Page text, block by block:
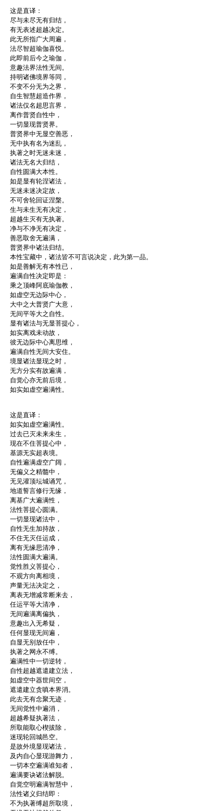
这是直译：
尽与未尽无有归结，
有无表述超越决定。
此无所指广大周遍，
法尽智超瑜伽喜悦。
此即前后今之瑜伽，
意趣法界法性无间。
持明诸佛境界等同，
不变不分无为之界，
自生智慧超造作界，
诸法仅名超思言界，
离作普贤自性中，
一切显现普贤界。
普贤界中无显空善恶，
无中执有名为迷乱，
执著之时无迷未迷，
诸法无名大归结，
自性圆满大本性。
如是显有轮涅诸法，
无迷未迷决定故，
不可舍轮回证涅槃。
生与未生无有决定，
超越生灭有无执著。
净与不净无有决定，
善恶取舍无遍满，
普贤界中诸法归结。
本性宝藏中，诸法皆不可言说决定，此为第一品。
如是善解无有本性已，
遍满自性决定即是：
乘之顶峰阿底瑜伽教，
如虚空无边际中心，
大中之大普贤广大意，
无间平等大之自性。
显有诸法与无显菩提心，
如实离戏未动故，
彼无边际中心离思维，
遍满自性无间大安住。
境显诸法显现之时，
无方分实有故遍满，
自觉心亦无前后境，
如实如虚空遍满性。
这是直译：
如实如虚空遍满性。
过去已灭未来未生，
现在不住菩提心中，
基源无实超表境。
自性遍满虚空广阔，
无偏义之精髓中，
无见灌顶坛城诵咒，
地道誓言修行无缘，
离基广大遍满性，
法性菩提心圆满。
一切显现诸法中，
自性无生加持故，
不住无灭任运成，
离有无缘思清净，
法性圆满大遍满。
觉性胜义菩提心，
不观方向离相境，
声量无法决定之，
离表无增减常断来去，
任运平等大清净，
无间遍满离偏执，
意趣出入无希疑，
任何显现无间遍，
自显无别放任中，
执著之网永不缚。
遍满性中一切逆转，
自性超越遮遣建立法，
如虚空中器世间空，
遮遣建立贪嗔本界消。
此去无有念聚无迹，
无间觉性中遍消，
超越希疑执著法，
所取能取心楔拔除，
迷现轮回城邑空。
是故外境显现诸法，
及内自心显现游舞力，
一切本空遍满谁知者，
遍满要诀诸法解脱。
自觉空明遍满智慧中，
法性诸义归结即：
不为执著缚超所取境，